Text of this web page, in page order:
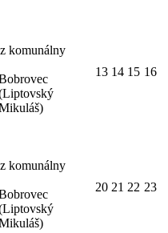
komunálny
13 14 15 16
komunálny
20 21 22 23